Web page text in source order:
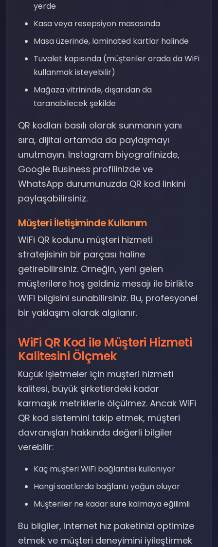
yerde
Kasa veya resepsiyon masasında
Masa üzerinde, laminated kartlar halinde
Tuvalet kapısında (müşteriler orada da WiFi
kullanmak isteyebilir)
Mağaza vitrininde, dışarıdan da
taranabilecek şekilde
QR kodları basılı olarak sunmanın yanı
sıra, dijital ortamda da paylaşmayı
unutmayın. Instagram biyografinizde,
Google Business profilinizde ve
WhatsApp durumunuzda QR kod linkini
paylaşabilirsiniz.
Müşteri İletişiminde Kullanım
WiFi QR kodunu müşteri hizmeti
stratejisinin bir parçası haline
getirebilirsiniz. Örneğin, yeni gelen
müşterilere hoş geldiniz mesajı ile birlikte
WiFi bilgisini sunabilirsiniz. Bu, profesyonel
bir yaklaşım olarak algılanır.
WiFi QR Kod ile Müşteri Hizmeti
Kalitesini Ölçmek
Küçük işletmeler için müşteri hizmeti
kalitesi, büyük şirketlerdeki kadar
karmaşık metriklerle ölçülmez. Ancak WiFi
QR kod sistemini takip etmek, müşteri
davranışları hakkında değerli bilgiler
verebilir:
Kaç müşteri WiFi bağlantısı kullanıyor
Hangi saatlarda bağlantı yoğun oluyor
Müşteriler ne kadar süre kalmaya eğilimli
Bu bilgiler, internet hız paketinizi optimize
etmek ve müşteri deneyimini iyileştirmek